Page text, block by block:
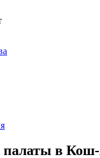
палаты в